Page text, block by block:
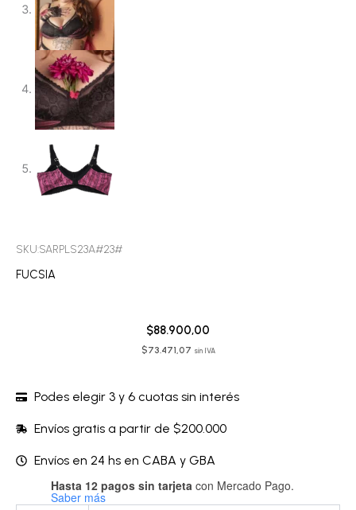
SKU:SARPLS23A#23#
FUCSIA
$88.900,00
$73.471,07 sin IVA
Podes elegir 3 y 6 cuotas sin interés
Envíos gratis a partir de $200.000
Envíos en 24 hs en CABA y GBA
Hasta 12 pagos sin tarjeta con Mercado Pago.
Saber más
Corpiño
sin